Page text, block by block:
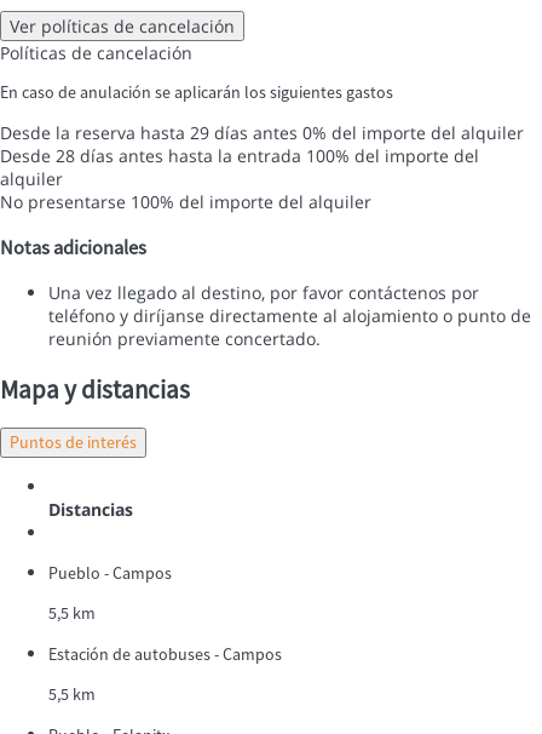
Ver políticas de cancelación
Políticas de cancelación
En caso de anulación se aplicarán los siguientes gastos
Desde la reserva hasta 29 días antes 0% del importe del alquiler
Desde 28 días antes hasta la entrada 100% del importe del
alquiler
No presentarse 100% del importe del alquiler
Notas adicionales
Una vez llegado al destino, por favor contáctenos por
teléfono y diríjanse directamente al alojamiento o punto de
reunión previamente concertado.
Mapa y distancias
Puntos de interés
Distancias
Pueblo - Campos
5,5 km
Estación de autobuses - Campos
5,5 km